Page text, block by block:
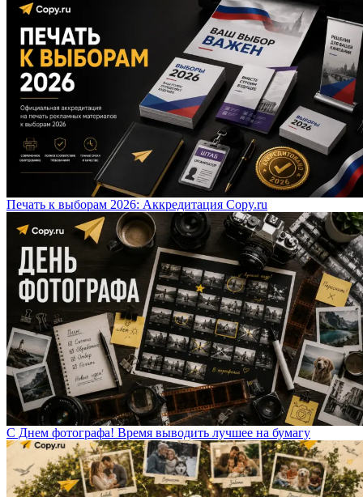
Печать к выборам 2026: Аккредитация Copy.ru
С Днем фотографа! Время выводить лучшее на бумагу